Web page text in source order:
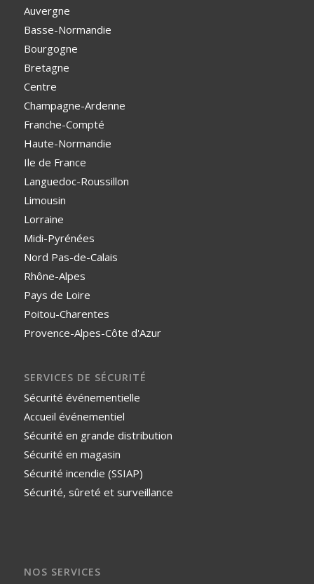
Auvergne
Basse-Normandie
Bourgogne
Bretagne
Centre
Champagne-Ardenne
Franche-Compté
Haute-Normandie
Ile de France
Languedoc-Roussillon
Limousin
Lorraine
Midi-Pyrénées
Nord Pas-de-Calais
Rhône-Alpes
Pays de Loire
Poitou-Charentes
Provence-Alpes-Côte d'Azur
SERVICES DE SÉCURITÉ
Sécurité événementielle
Accueil événementiel
Sécurité en grande distribution
Sécurité en magasin
Sécurité incendie (SSIAP)
Sécurité, sûreté et surveillance
NOS SERVICES